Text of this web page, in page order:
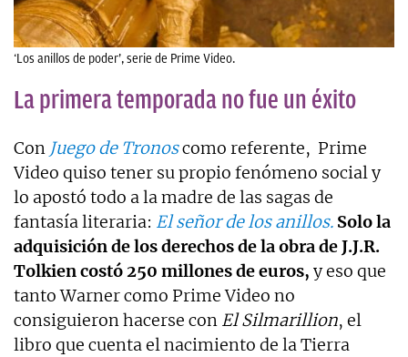
‘Los anillos de poder’, serie de Prime Video.
La primera temporada no fue un éxito
Con Juego de Tronoscomo referente, Prime
Video quiso tener su propio fenómeno social y
lo apostó todo a la madre de las sagas de
fantasía literaria: El señor de los anillos. Solo la
adquisición de los derechos de la obra de J.J.R.
Tolkien costó 250 millones de euros, y eso que
tanto Warner como Prime Video no
consiguieron hacerse con El Silmarillion, el
libro que cuenta el nacimiento de la Tierra